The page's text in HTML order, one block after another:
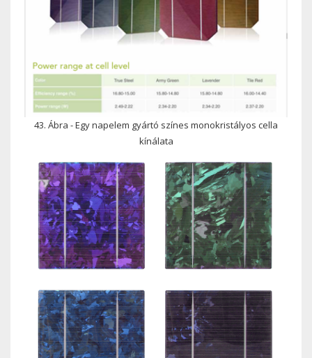
43. Ábra - Egy napelem gyártó színes monokristályos cella
kínálata